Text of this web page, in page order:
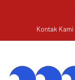
Kontak Kami